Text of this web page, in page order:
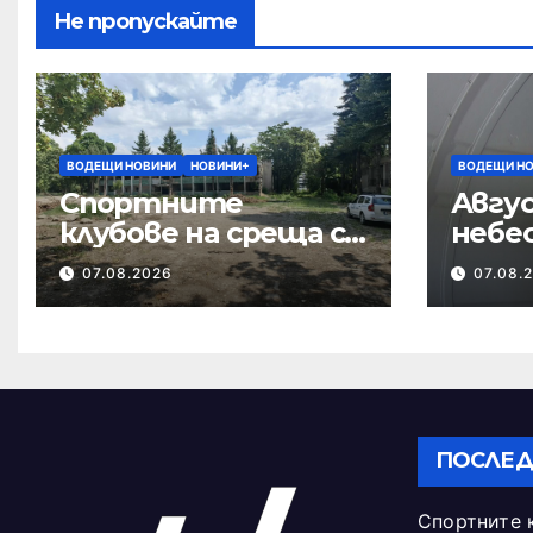
Не пропускайте
ВОДЕЩИ НОВИНИ НОВИНИ+
Спортните
клубове на среща с
кмета за
бъдещето на
07.08.2026
ВОДЕЩИ
Спортните